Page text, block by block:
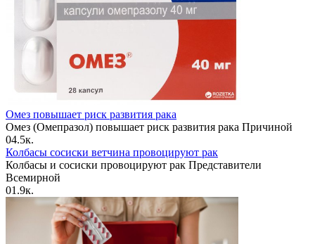
Омез повышает риск развития рака
Омез (Омепразол) повышает риск развития рака Причиной
04.5к.
Колбасы сосиски ветчина провоцируют рак
Колбасы и сосиски провоцируют рак Представители
Всемирной
01.9к.